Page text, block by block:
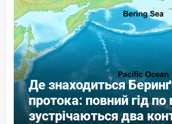
Де знаходиться
протока: повний гід
зустрічаються два